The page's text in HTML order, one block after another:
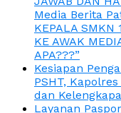
Media Berita
KEPALA SMKN
KE AWAK
APA???”
Kesiapan
PSHT,
dan
Layanan